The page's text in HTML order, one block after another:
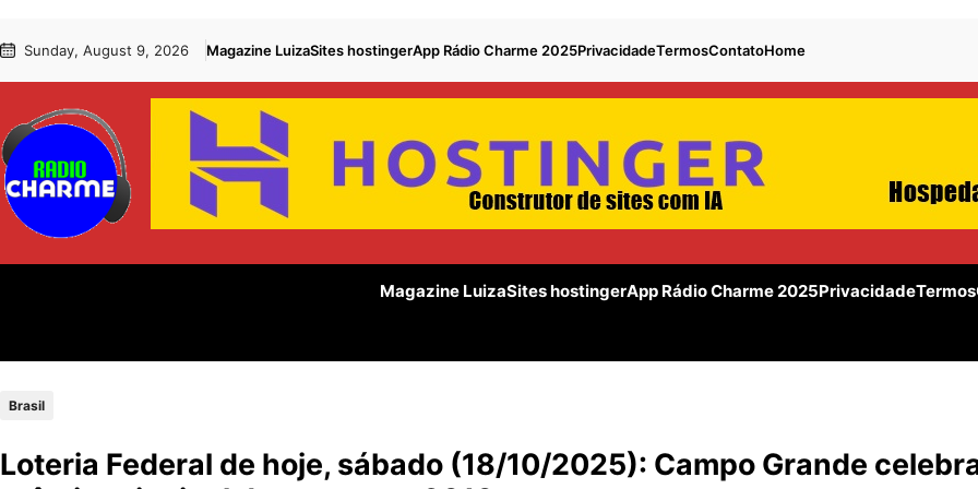
para
conteúdo
to Sunday, August 9, 2026 Magazine LuizaSites hostingerApp Rádio Charme 2025PrivacidadeTermosContatoHome
Magazine LuizaSites hostingerApp Rádio Charme 2025PrivacidadeTermos
Brasil
Loteria Federal de hoje, sábado (18/10/2025): Campo Grande